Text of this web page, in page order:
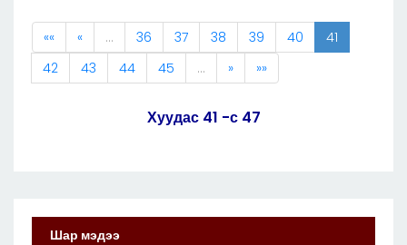
«« « … 36 37 38 39 40
41
42
43 44 45 … » »»
Хуудас 41 -с 47
Шар мэдээ